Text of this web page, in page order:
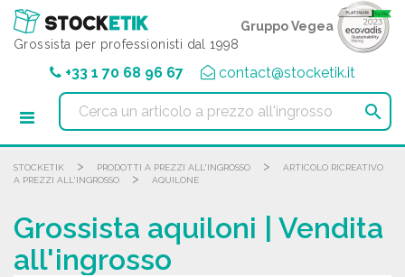
Grossista per professionisti dal 1998
Gruppo Vegea
+33 1 70 68 96 67 contact@stocketik.it

STOCKETIK > PRODOTTI A PREZZI ALL'INGROSSO >
ARTICOLO RICREATIVO
A PREZZI ALL'INGROSSO
> AQUILONE
Grossista aquiloni | Vendita
all'ingrosso
Pannello di gestione dei cookies